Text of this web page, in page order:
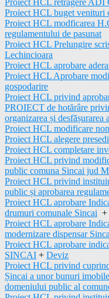
Proiect HCL retragere ADI
Proiect HCL buget venituri
Proiect HCL modficarea
regulamentului de pasunat
Proiect HCL Prelungire
Lechincioara
Proiect HCL aprobare
Proiect HCL Aprobare
gospodarire
Proiect HCL privind
PROIECT de hotărâre
organizarea și
Proiect HCL modificare
Proiect HCL alegere
Proiect HCL completare
Proiect HCL privind
public comuna Sincai jud
Proiect HCL privind
public și aprobarea
Proiect HCL aprobare
drumuri comunale Sincai +
Proiect HCL aprobare
modernizare dispensar
Proiect HCL aprobare
SINCAI + Deviz
Proiect HCL privind
Șincai a unor bunuri
domeniului public al